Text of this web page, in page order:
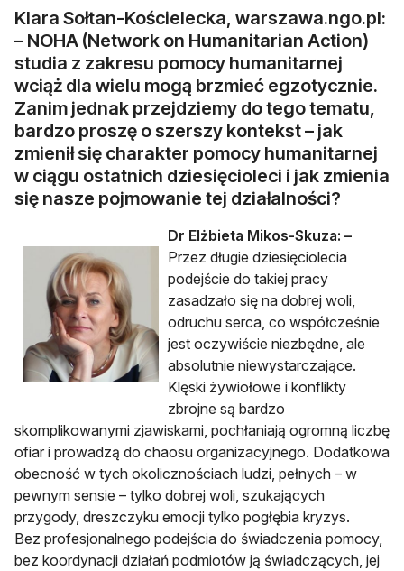
Klara Sołtan-Kościelecka, warszawa.ngo.pl:
– NOHA (Network on Humanitarian Action)
studia z zakresu pomocy humanitarnej
wciąż dla wielu mogą brzmieć egzotycznie.
Zanim jednak przejdziemy do tego tematu,
bardzo proszę o szerszy kontekst – jak
zmienił się charakter pomocy humanitarnej
w ciągu ostatnich dziesięcioleci i jak zmienia
się nasze pojmowanie tej działalności?
Dr Elżbieta Mikos-Skuza: –
Przez długie dziesięciolecia
podejście do takiej pracy
zasadzało się na dobrej woli,
odruchu serca, co współcześnie
jest oczywiście niezbędne, ale
absolutnie niewystarczające.
Klęski żywiołowe i konflikty
zbrojne są bardzo
skomplikowanymi zjawiskami, pochłaniają ogromną liczbę
ofiar i prowadzą do chaosu organizacyjnego. Dodatkowa
obecność w tych okolicznościach ludzi, pełnych – w
pewnym sensie – tylko dobrej woli, szukających
przygody, dreszczyku emocji tylko pogłębia kryzys.
Bez profesjonalnego podejścia do świadczenia pomocy,
bez koordynacji działań podmiotów ją świadczących, jej